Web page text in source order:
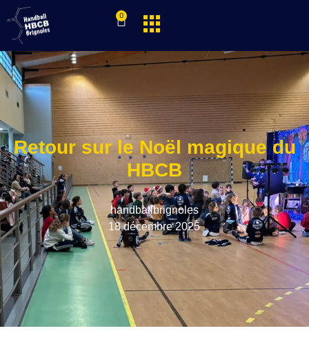
0
Retour sur le Noël magique du
HBCB
handballbrignoles
18 décembre 2025